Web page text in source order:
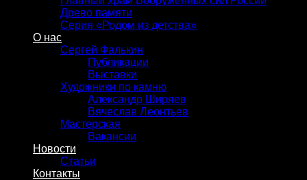
Древо памяти
Серия «Родом из детства»
О нас
Сергей Фалькин
Публикации
Выставки
Художники по камню
Александр Ширяев
Вячеслав Леонтьев
Мастерская
Вакансии
Новости
Статьи
Контакты